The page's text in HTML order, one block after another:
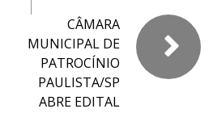
CÂMARA
MUNICIPAL DE
PATROCÍNIO
PAULISTA/SP
ABRE EDITAL